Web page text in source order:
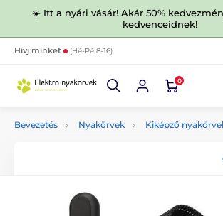
☀️ Itt a nyári vásár! Akár 50%
kedvenceidnek!
Hívj minket (Hé-Pé 8-16)
0
Bevezetés Nyakörvek Kiképző